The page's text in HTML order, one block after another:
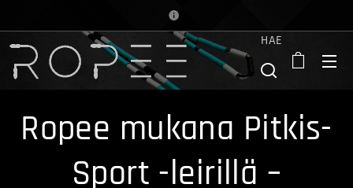
HAE
Ropee mukana Pitkis-
Sport -leirillä –